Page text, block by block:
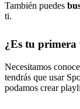
También puedes
ti.
¿Es tu primera
Necesitamos
tendrás que usar
podamos crear